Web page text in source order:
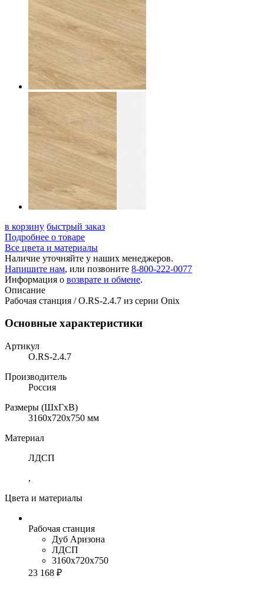
в корзину быстрый заказ
Подробнее о товаре
Все цвета и материалы
Наличие уточняйте у наших менеджеров.
Напишите нам, или позвоните 8-800-222-0077
Информация о возврате и обмене.
Описание
Рабочая станция / O.RS-2.4.7 из серии Onix
Основные характеристики
Артикул
O.RS-2.4.7
Производитель
Россия
Размеры (ШхГхВ)
3160x720x750 мм
Материал
ЛДСП
,
Цвета и материалы
Рабочая станция
Дуб Аризона
ЛДСП
3160x720x750
23 168 ₽